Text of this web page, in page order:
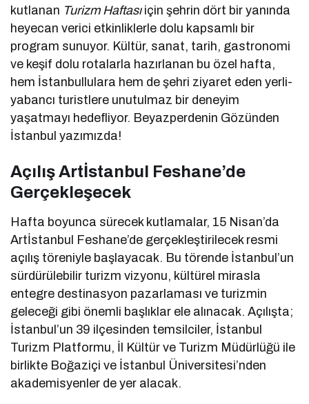
kutlanan Turizm Haftasıiçin şehrin dört bir yanında
heyecan verici etkinliklerle dolu kapsamlı bir
program sunuyor. Kültür, sanat, tarih, gastronomi
ve keşif dolu rotalarla hazırlanan bu özel hafta,
hem İstanbullulara hem de şehri ziyaret eden yerli-
yabancı turistlere unutulmaz bir deneyim
yaşatmayı hedefliyor. Beyazperdenin Gözünden
İstanbul yazımızda!
Açılış Artİstanbul Feshane’de
Gerçekleşecek
Hafta boyunca sürecek kutlamalar, 15 Nisan’da
Artİstanbul Feshane’de gerçekleştirilecek resmi
açılış töreniyle başlayacak. Bu törende İstanbul’un
sürdürülebilir turizm vizyonu, kültürel mirasla
entegre destinasyon pazarlaması ve turizmin
geleceği gibi önemli başlıklar ele alınacak. Açılışta;
İstanbul’un 39 ilçesinden temsilciler, İstanbul
Turizm Platformu, İl Kültür ve Turizm Müdürlüğü ile
birlikte Boğaziçi ve İstanbul Üniversitesi’nden
akademisyenler de yer alacak.